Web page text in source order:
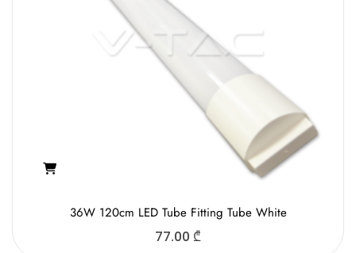
36W 120cm LED Tube Fitting Tube White
77.00 ₾